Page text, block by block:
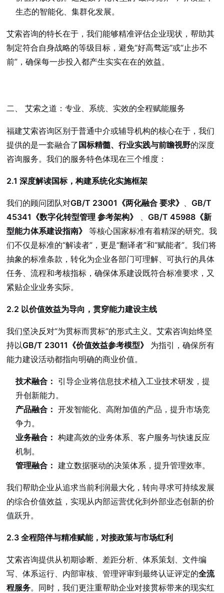
生态的智能化、集群化发展。
艾索咨询的特长在于，我们能够精准评估企业现状，帮助其
制定符合自身战略的等级目标，避免“好高骛远”或“止步不
前”，确保每一步投入都产生实实在在的效益。
二、 艾索之道：专业、系统、实效的全程赋能服务
福建艾索咨询区别于普通中介或辅导机构的核心在于，我们
提供的是一套融合了 国标精髓、行业实践与前瞻视野的深度
咨询服务。我们的服务特色体现在三个维度：
2.1 深度解读国标，构建系统化实施框架
我们的顾问团队对GB/T 23001《两化融合 要求》 、GB/T
45341《数字化转型管理 参考架构》
、GB/T 45988《新
型能力体系建设指南》
等核心国家标准有着精深的研究。我
们不仅是标准的“解读者”，更是“翻译者”和“赋能者”。我们将
抽象的标准条款，转化为企业各部门可理解、可执行的具体
任务、流程和考核指标，确保体系建设既符合标准要求，又
紧贴企业业务实际。
2.2 以价值效益为导向，贯穿能力建设主线
我们坚决反对“为贯标而贯标”的形式主义。艾索咨询始终坚
持以GB/T 23011《价值效益参考模型》
为指引，确保所有
能力建设活动都指向明确的商业价值。
技术融合： 引导企业将信息技术植入工业技术研发，提
升创新能力。
产品融合： 开发智能化、高附加值的产品，提升市场竞
争力。
业务融合： 构建高效的业务体系、客户服务与快速反应
机制。
管理融合： 建立数据驱动的决策体系，提升管理效率。
我们帮助企业从追求当前利润最大化，转向寻求可持续发展
的综合价值效益，实现从内部运营优化到外部业态创新的价
值跃升。
2.3 全程陪伴与精准赋能，对接政策与市场红利
艾索咨询提供从初期诊断、差距分析、体系策划、文件编
写、体系运行、内部审核、管理评审到最终认证评定的全流
程服务。同时，我们更注重帮助企业对接贯标带来的现实红